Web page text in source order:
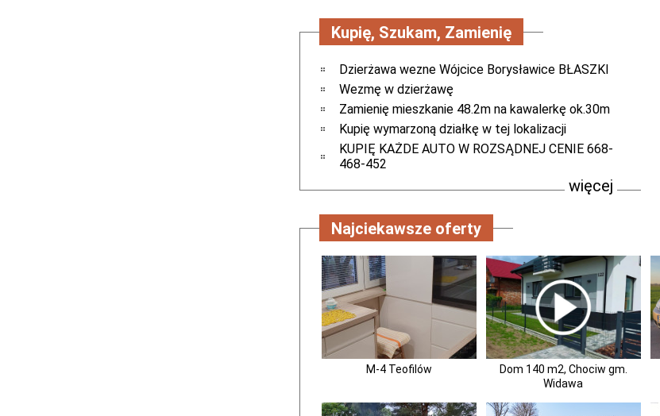
Kupię, Szukam, Zamienię
Dzierżawa wezne Wójcice Borysławice BŁASZKI
Wezmę w dzierżawę
Zamienię mieszkanie 48.2m na kawalerkę ok.30m
Kupię wymarzoną działkę w tej lokalizacji
KUPIĘ KAŻDE AUTO W ROZSĄDNEJ CENIE 668-
468-452
więcej
Najciekawsze oferty
M-4 Teofilów
Dom 140 m2, Chociw gm.
Widawa